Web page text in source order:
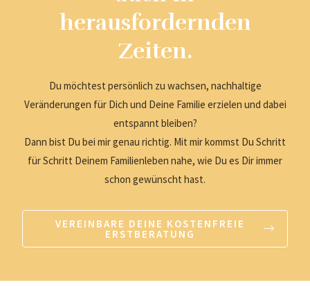
herausfordernden
Zeiten.
Du möchtest persönlich zu wachsen, nachhaltige
Veränderungen für Dich und Deine Familie erzielen und dabei
entspannt bleiben?
Dann bist Du bei mir genau richtig. Mit mir kommst Du Schritt
für Schritt Deinem Familienleben nahe, wie Du es Dir immer
schon gewünscht hast.
VEREINBARE DEINE KOSTENFREIE
ERSTBERATUNG